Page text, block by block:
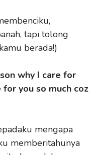
tapi tolong
berada!)
why I care for
you so much coz
mengapa
memberitahunya